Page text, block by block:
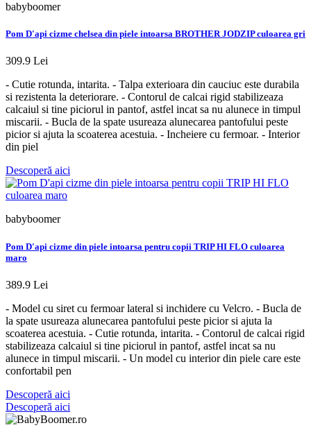
babyboomer
Pom D'api cizme chelsea din piele intoarsa BROTHER JODZIP culoarea gri
309.9 Lei
- Cutie rotunda, intarita. - Talpa exterioara din cauciuc este durabila
si rezistenta la deteriorare. - Contorul de calcai rigid stabilizeaza
calcaiul si tine piciorul in pantof, astfel incat sa nu alunece in timpul
miscarii. - Bucla de la spate usureaza alunecarea pantofului peste
picior si ajuta la scoaterea acestuia. - Incheiere cu fermoar. - Interior
din piel
Descoperă aici
babyboomer
Pom D'api cizme din piele intoarsa pentru copii TRIP HI FLO culoarea
maro
389.9 Lei
- Model cu siret cu fermoar lateral si inchidere cu Velcro. - Bucla de
la spate usureaza alunecarea pantofului peste picior si ajuta la
scoaterea acestuia. - Cutie rotunda, intarita. - Contorul de calcai rigid
stabilizeaza calcaiul si tine piciorul in pantof, astfel incat sa nu
alunece in timpul miscarii. - Un model cu interior din piele care este
confortabil pen
Descoperă aici
Descoperă aici